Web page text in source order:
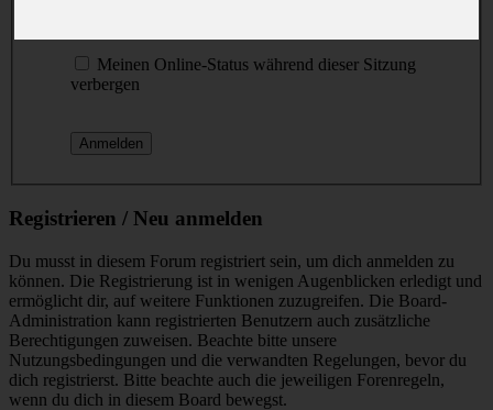
Meinen Online-Status während dieser Sitzung
verbergen
Registrieren / Neu anmelden
Du musst in diesem Forum registriert sein, um dich anmelden zu
können. Die Registrierung ist in wenigen Augenblicken erledigt und
ermöglicht dir, auf weitere Funktionen zuzugreifen. Die Board-
Administration kann registrierten Benutzern auch zusätzliche
Berechtigungen zuweisen. Beachte bitte unsere
Nutzungsbedingungen und die verwandten Regelungen, bevor du
dich registrierst. Bitte beachte auch die jeweiligen Forenregeln,
wenn du dich in diesem Board bewegst.